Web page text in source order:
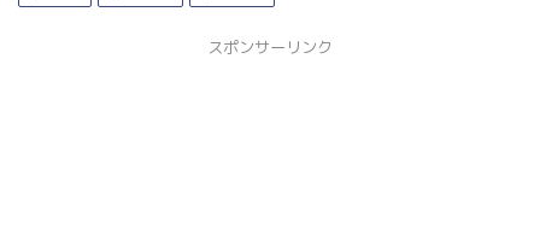
スポンサーリンク
買って良かったモノ